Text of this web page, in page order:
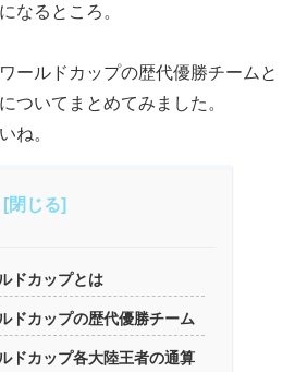
なるところ。
ールドカップの歴代優勝チームと
ついてまとめてみました。
ね。
ドカップとは
ドカップの歴代優勝チーム
ドカップ各大陸王者の通算